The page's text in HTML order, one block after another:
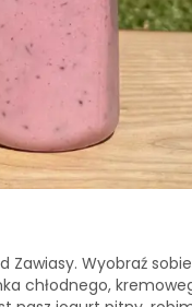
Wyobraź
chłodnego,